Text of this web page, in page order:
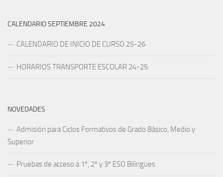
CALENDARIO SEPTIEMBRE 2024
CALENDARIO DE INICIO DE CURSO 25-26
HORARIOS TRANSPORTE ESCOLAR 24-25
NOVEDADES
Admisión para Ciclos Formativos de Grado Básico, Medio y
Superior
Pruebas de acceso a 1º, 2º y 3º ESO Bilingües